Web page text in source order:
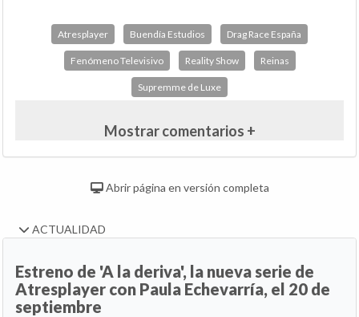
Atresplayer Buendía Estudios Drag Race España
Fenómeno Televisivo Reality Show Reinas
Supremme de Luxe
Mostrar comentarios +
Abrir página en versión completa
ACTUALIDAD
Estreno de 'A la deriva', la nueva serie de
Atresplayer con Paula Echevarría, el 20 de
septiembre